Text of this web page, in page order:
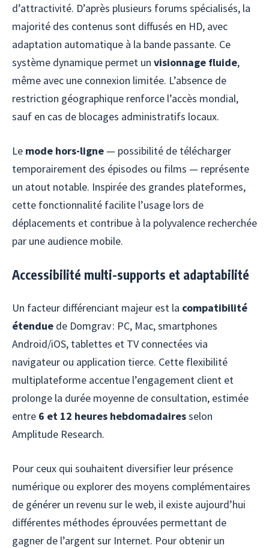
d’attractivité. D’après plusieurs forums spécialisés, la
majorité des contenus sont diffusés en HD, avec
adaptation automatique à la bande passante. Ce
système dynamique permet un visionnage fluide,
même avec une connexion limitée. L’absence de
restriction géographique renforce l’accès mondial,
sauf en cas de blocages administratifs locaux.
Le mode hors-ligne — possibilité de télécharger
temporairement des épisodes ou films — représente
un atout notable. Inspirée des grandes plateformes,
cette fonctionnalité facilite l’usage lors de
déplacements et contribue à la polyvalence recherchée
par une audience mobile.
Accessibilité multi-supports et adaptabilité
Un facteur différenciant majeur est la compatibilité
étendue de Domgrav : PC, Mac, smartphones
Android/iOS, tablettes et TV connectées via
navigateur ou application tierce. Cette flexibilité
multiplateforme accentue l’engagement client et
prolonge la durée moyenne de consultation, estimée
entre 6 et 12 heures hebdomadairesselon
Amplitude Research.
Pour ceux qui souhaitent diversifier leur présence
numérique ou explorer des moyens complémentaires
de générer un revenu sur le web, il existe aujourd’hui
différentes méthodes éprouvées permettant de
gagner de l’argent sur Internet. Pour obtenir un